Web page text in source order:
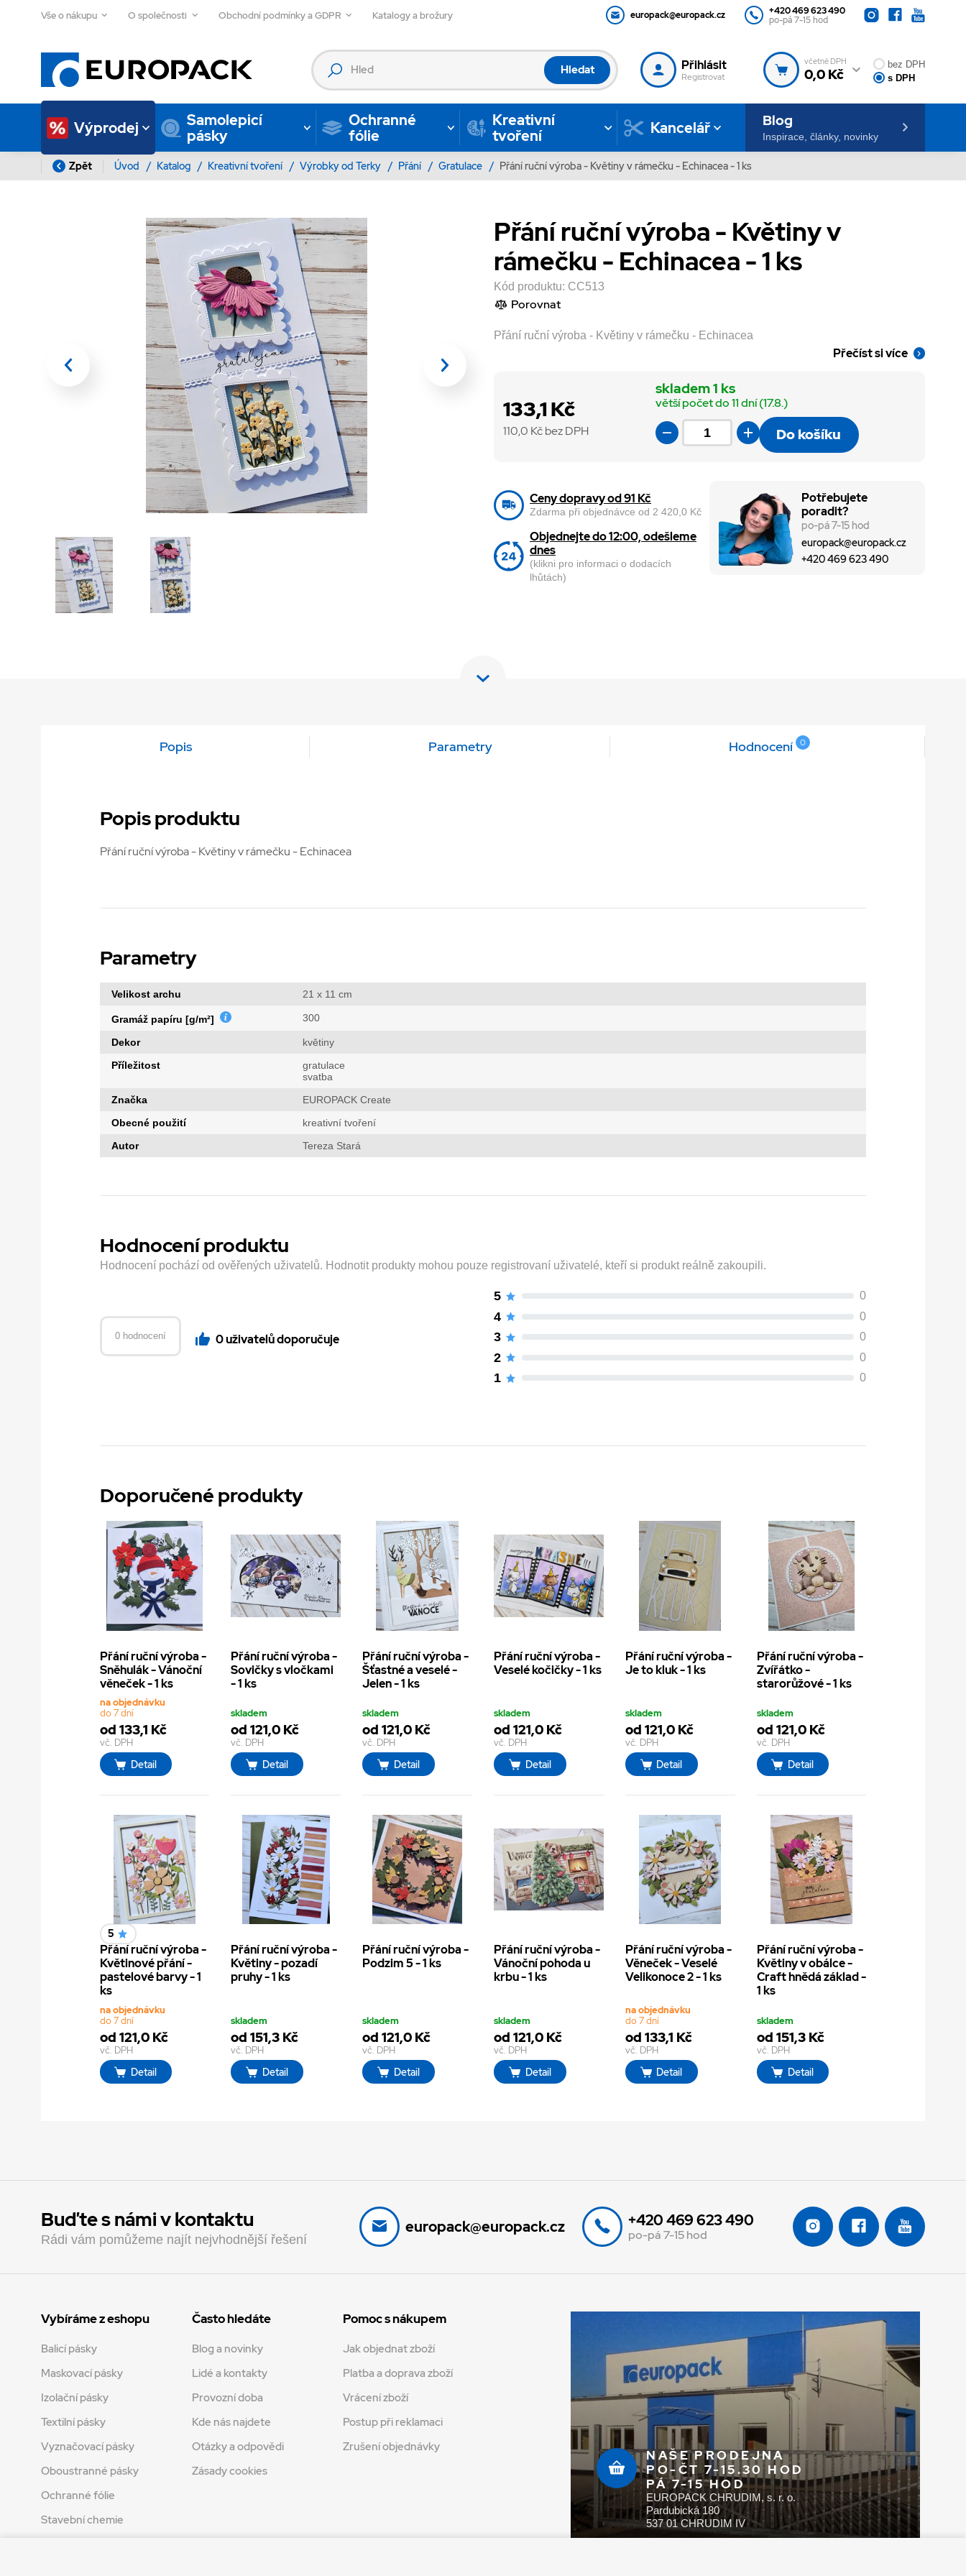
Vše o nákupu O společnosti Obchodní podmínky a GDPR Katalogy a brožury europack@europack.cz
+420 469 623 490
po-pá 7-15 hod
Hledat Přihlásit
Registrovat
včetně DPH
0,0 Kč
bez DPH
s DPH
Výprodej
Samolepicí
pásky
Ochranné
fólie
Kreativní
tvoření
Kancelář Blog
Inspirace, články, novinky
Zpět Úvod / Katalog / Kreativní tvoření / Výrobky od Terky / Přání / Gratulace / Přání ruční výroba - Květiny v rámečku - Echinacea - 1 ks
Přání ruční výroba - Květiny v
rámečku - Echinacea - 1 ks
Kód produktu: CC513
Porovnat
Přání ruční výroba - Květiny v rámečku - Echinacea
Přečíst si více
133,1 Kč
110,0 Kč bez DPH
skladem 1 ks
větší počet do 11 dní (17.8.)
Do košíku
Ceny dopravy od 91 Kč
Zdarma při objednávce od 2 420,0 Kč
Objednejte do 12:00, odešleme
dnes
(klikni pro informaci o dodacích
lhůtách)
Potřebujete
poradit?
po-pá 7-15 hod
europack@europack.cz
+420 469 623 490
Popis Parametry Hodnocení 0
Popis produktu
Přání ruční výroba - Květiny v rámečku - Echinacea
Parametry
Velikost archu 21 x 11 cm
Gramáž papíru [g/m²] 300
Dekor
květiny
Příležitost
gratulace
svatba
Značka
EUROPACK Create
Obecné použití
kreativní tvoření
Autor
Tereza Stará
Hodnocení produktu
Hodnocení pochází od ověřených uživatelů. Hodnotit produkty mohou pouze registrovaní uživatelé, kteří si produkt reálně zakoupili.
0 hodnocení 0 uživatelů doporučuje
5 0
4 0
3 0
2 0
1 0
Doporučené produkty
Přání ruční výroba -
Sněhulák - Vánoční
věneček - 1 ks
na objednávku
do 7 dní
od 133,1 Kč
vč. DPH
Detail
Přání ruční výroba -
Sovičky s vločkami
- 1 ks
skladem
od 121,0 Kč
vč. DPH
Detail
Přání ruční výroba -
Šťastné a veselé -
Jelen - 1 ks
skladem
od 121,0 Kč
vč. DPH
Detail
Přání ruční výroba -
Veselé kočičky - 1 ks
skladem
od 121,0 Kč
vč. DPH
Detail
Přání ruční výroba -
Je to kluk - 1 ks
skladem
od 121,0 Kč
vč. DPH
Detail
Přání ruční výroba -
Zvířátko -
starorůžové - 1 ks
skladem
od 121,0 Kč
vč. DPH
Detail
5
Přání ruční výroba -
Květinové přání -
pastelové barvy - 1
ks
na objednávku
do 7 dní
od 121,0 Kč
vč. DPH
Detail
Přání ruční výroba -
Květiny - pozadí
pruhy - 1 ks
skladem
od 151,3 Kč
vč. DPH
Detail
Přání ruční výroba -
Podzim 5 - 1 ks
skladem
od 121,0 Kč
vč. DPH
Detail
Přání ruční výroba -
Vánoční pohoda u
krbu - 1 ks
skladem
od 121,0 Kč
vč. DPH
Detail
Přání ruční výroba -
Věneček - Veselé
Velikonoce 2 - 1 ks
na objednávku
do 7 dní
od 133,1 Kč
vč. DPH
Detail
Přání ruční výroba -
Květiny v obálce -
Craft hnědá základ -
1 ks
skladem
od 151,3 Kč
vč. DPH
Detail
Buďte s námi v kontaktu
Rádi vám pomůžeme najít nejvhodnější řešení
europack@europack.cz +420 469 623 490
po-pá 7-15 hod
Vybíráme z eshopu
Balicí pásky
Maskovací pásky
Izolační pásky
Textilní pásky
Vyznačovací pásky
Oboustranné pásky
Ochranné fólie
Stavební chemie
Často hledáte
Blog a novinky
Lidé a kontakty
Provozní doba
Kde nás najdete
Otázky a odpovědi
Zásady cookies
Pomoc s nákupem
Jak objednat zboží
Platba a doprava zboží
Vrácení zboží
Postup při reklamaci
Zrušení objednávky
NAŠE PRODEJNA
PO-ČT 7-15.30 HOD
PÁ 7-15 HOD
EUROPACK CHRUDIM, s. r. o.
Pardubická 180
537 01 CHRUDIM IV